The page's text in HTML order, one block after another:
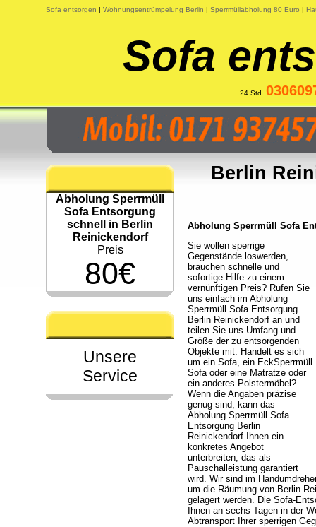
Sofa entsorgen | Wohnungsentrümpelung Berlin | Sperrmüllabholung 80 Euro |
Sofa
24 Std.
Abholung Sperrmüll
Sofa Entsorgung
schnell in Berlin
Reinickendorf
Preis
80€
Unsere
Service
Berlin
Abholung Sperrmüll Sofa
Sie wollen sperrige
Gegenstände loswerden,
brauchen schnelle und
sofortige Hilfe zu einem
vernünftigen Preis? Rufen Sie
uns einfach im Abholung
Sperrmüll Sofa Entsorgung
Berlin Reinickendorf an und
teilen Sie uns Umfang und
Größe der zu entsorgenden
Objekte mit. Handelt es sich
um ein Sofa, ein EckSperrmüll
Sofa oder eine Matratze oder
ein anderes Polstermöbel?
Wenn die Angaben präzise
genug sind, kann das
Abholung Sperrmüll Sofa
Entsorgung Berlin
Reinickendorf Ihnen ein
konkretes Angebot
unterbreiten, das als
Pauschalleistung garantiert
wird. Wir sind im
um die Räumung von Berlin
gelagert werden. Die Sofa-
Ihnen an sechs Tagen in der
Abtransport Ihrer sperrigen